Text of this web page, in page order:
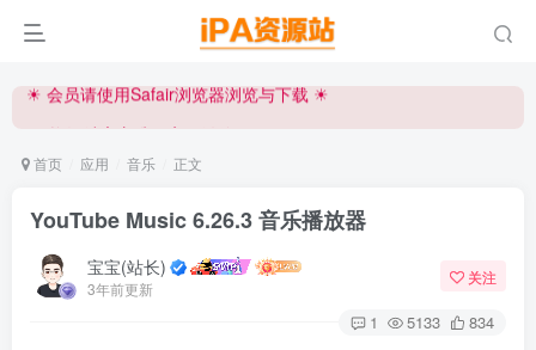
iPA资源站官方唯一客服微信:15504815558
iPA资源站官方唯一客服微信:15504815558
首页 应用 音乐 正文
YouTube Music 6.26.3 音乐播放器
宝宝(站长)
3年前更新
关注
1 5133 834